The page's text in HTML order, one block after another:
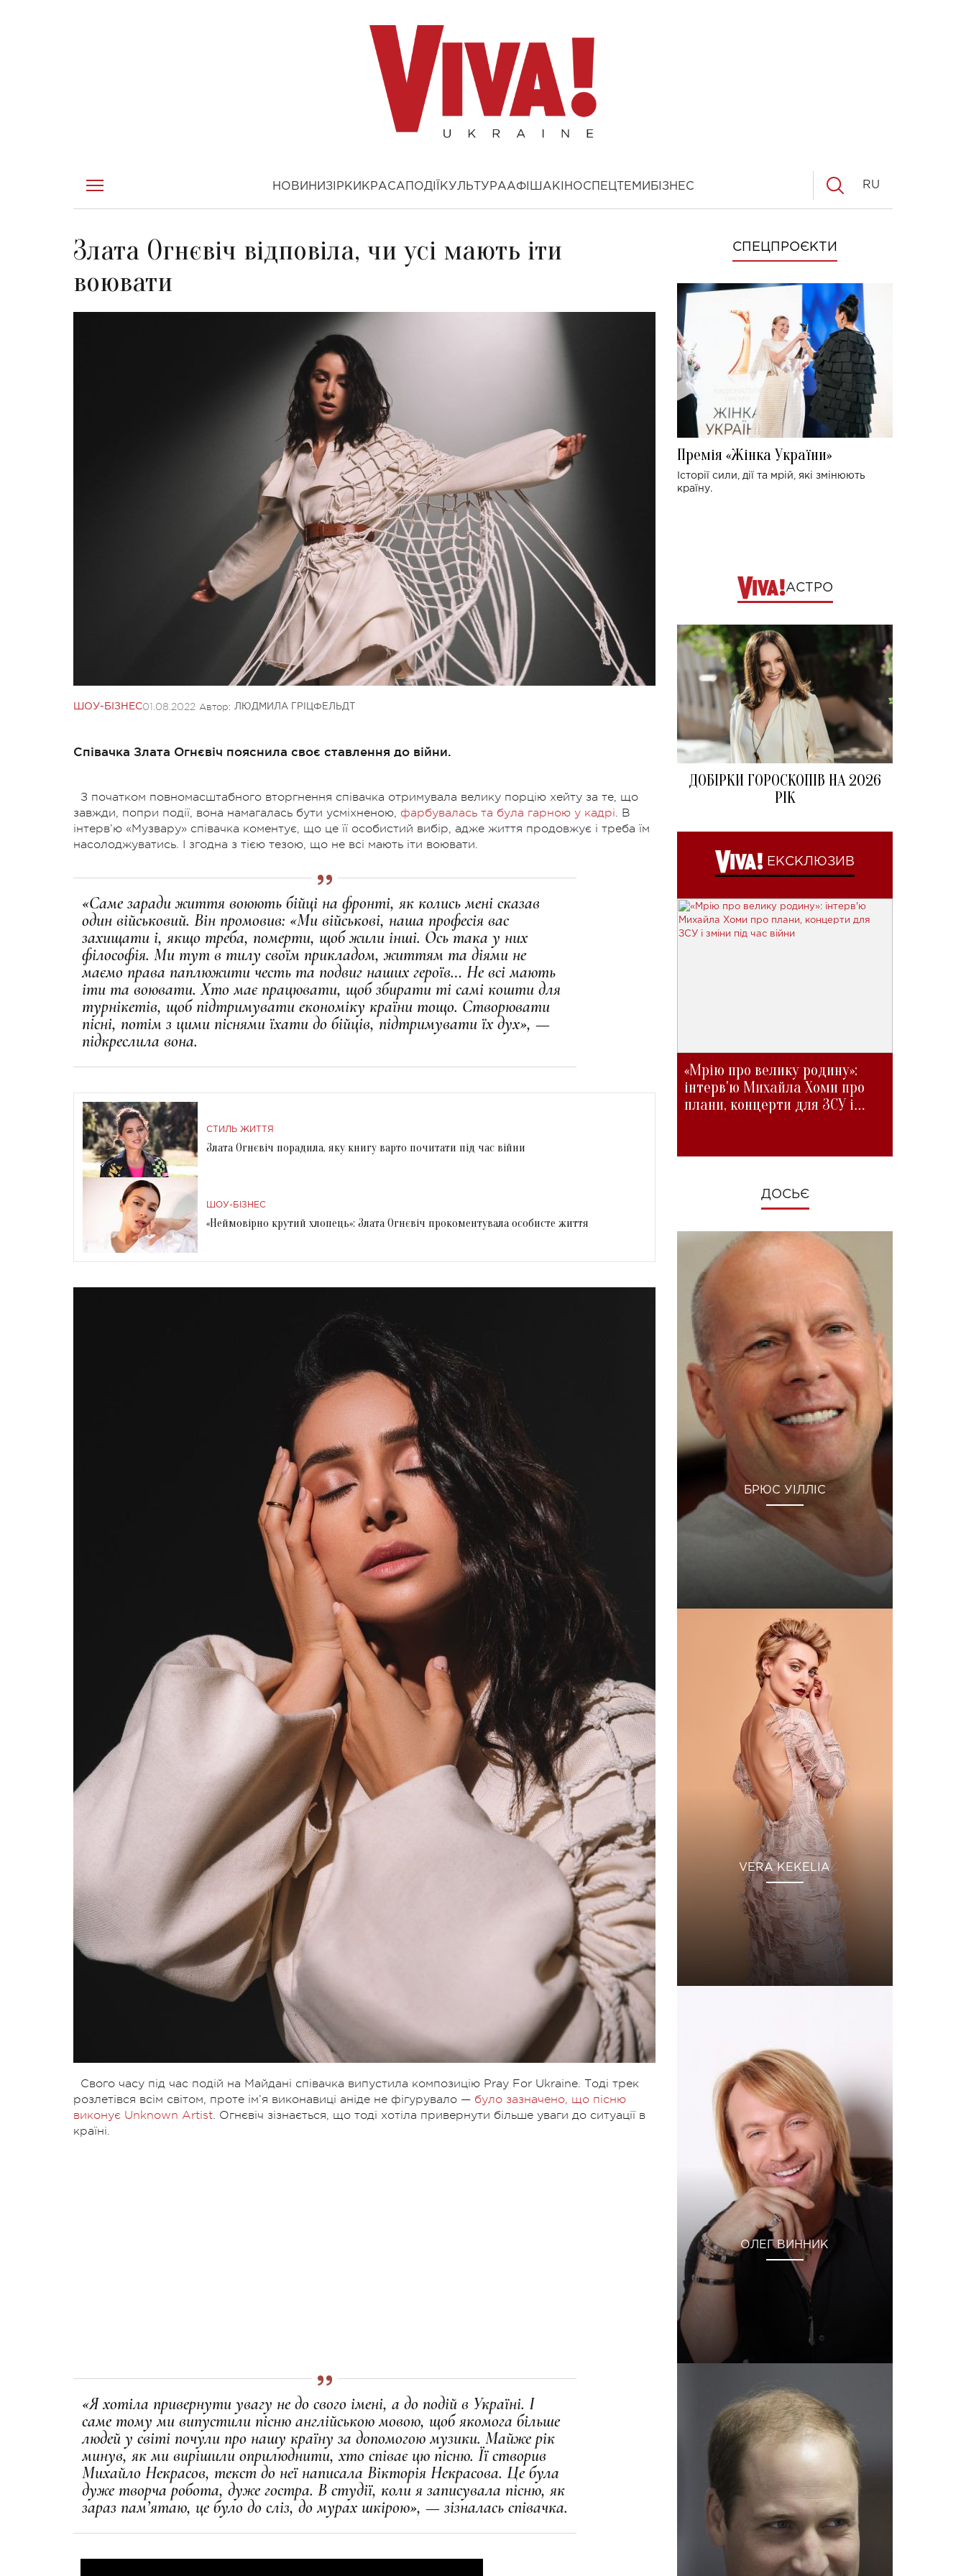
НОВИНИ ЗІРКИ КРАСА ПОДІЇ КУЛЬТУРААФІША КІНОСПЕЦТЕМИ БІЗНЕС RU
Злата Огнєвіч відповіла, чи усі мають іти
воювати
ШОУ-БІЗНЕС01.08.2022 Автор: ЛЮДМИЛА ГРІЦФЕЛЬДТ
Співачка Злата Огнєвіч пояснила своє ставлення до війни.
З початком повномасштабного вторгнення співачка отримувала велику порцію хейту за те, що
завжди, попри події, вона намагалась бути усміхненою, фарбувалась та була гарною у кадрі. В
інтерв’ю «Музвару» співачка коментує, що це її особистий вибір, адже життя продовжує і треба їм
насолоджуватись. І згодна з тією тезою, що не всі мають іти воювати.
«Саме заради життя воюють бійці на фронті, як колись мені сказав
один військовий. Він промовив: «Ми військові, наша професія вас
захищати і, якщо треба, померти, щоб жили інші. Ось така у них
філософія. Ми тут в тилу своїм прикладом, життям та діями не
маємо права паплюжити честь та подвиг наших героїв… Не всі мають
іти та воювати. Хто має працювати, щоб збирати ті самі кошти для
турнікетів, щоб підтримувати економіку країни тощо. Створювати
пісні, потім з цими піснями їхати до бійців, підтримувати їх дух», —
підкреслила вона.
СТИЛЬ ЖИТТЯ
Злата Огнєвіч порадила, яку книгу варто почитати під час війни
ШОУ-БІЗНЕС
«Неймовірно крутий хлопець»: Злата Огнєвіч прокоментувала особисте життя
Свого часу під час подій на Майдані співачка випустила композицію Pray For Ukraine. Тоді трек
розлетівся всім світом, проте ім’я виконавиці аніде не фігурувало — було зазначено, що пісню
виконує Unknown Artist. Огнєвіч зізнається, що тоді хотіла привернути більше уваги до ситуації в
країні.
«Я хотіла привернути увагу не до свого імені, а до подій в Україні. І
саме тому ми випустили пісню англійською мовою, щоб якомога більше
людей у світі почули про нашу країну за допомогою музики. Майже рік
минув, як ми вирішили оприлюднити, хто співає цю пісню. Її створив
Михайло Некрасов, текст до неї написала Вікторія Некрасова. Це була
дуже творча робота, дуже гостра. В студії, коли я записувала пісню, як
зараз пам’ятаю, це було до сліз, до мурах шкірою», — зізналась співачка.
СПЕЦПРОЄКТИ
Премія «Жінка України»
Історії сили, дії та мрій, які змінюють
країну.
АСТРО
ДОБІРКИ ГОРОСКОПІВ НА 2026
РІК
ЕКСКЛЮЗИВ
«Мрію про велику родину»:
інтерв'ю Михайла Хоми про
плани, концерти для ЗСУ і
ДОСЬЄ
БРЮС УІЛЛІС
VERA KEKELIA
ОЛЕГ ВИННИК